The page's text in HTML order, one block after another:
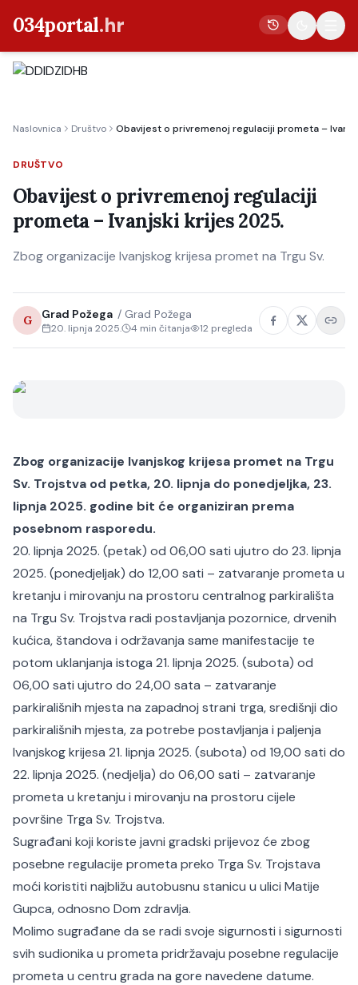
034portal.hr
Crna kronika
Poljoprivreda
Politika
Gospodarstvo
Sport
Naslovnica Društvo Obavijest o privremenoj regulaciji prometa –
DRUŠTVO
Obavijest o privremenoj regulaciji
prometa – Ivanjski krijes 2025.
Zbog organizacije Ivanjskog krijesa promet na Trgu Sv.
G Grad Požega / Grad Požega
20. lipnja 2025. 4 min čitanja 12 pregleda
Zbog organizacije Ivanjskog krijesa promet na Trgu
Sv. Trojstva od petka, 20. lipnja do ponedjeljka, 23.
lipnja 2025. godine bit će organiziran prema
posebnom rasporedu.
20. lipnja 2025. (petak) od 06,00 sati ujutro do 23. lipnja
2025. (ponedjeljak) do 12,00 sati – zatvaranje prometa u
kretanju i mirovanju na prostoru centralnog parkirališta
na Trgu Sv. Trojstva radi postavljanja pozornice, drvenih
kućica, štandova i održavanja same manifestacije te
potom uklanjanja istoga 21. lipnja 2025. (subota) od
06,00 sati ujutro do 24,00 sata – zatvaranje
parkirališnih mjesta na zapadnoj strani trga, središnji dio
parkirališnih mjesta, za potrebe postavljanja i paljenja
Ivanjskog krijesa 21. lipnja 2025. (subota) od 19,00 sati do
22. lipnja 2025. (nedjelja) do 06,00 sati – zatvaranje
prometa u kretanju i mirovanju na prostoru cijele
površine Trga Sv. Trojstva.
Sugrađani koji koriste javni gradski prijevoz će zbog
posebne regulacije prometa preko Trga Sv. Trojstava
moći koristiti najbližu autobusnu stanicu u ulici Matije
Gupca, odnosno Dom zdravlja.
Molimo sugrađane da se radi svoje sigurnosti i sigurnosti
svih sudionika u prometa pridržavaju posebne regulacije
prometa u centru grada na gore navedene datume.